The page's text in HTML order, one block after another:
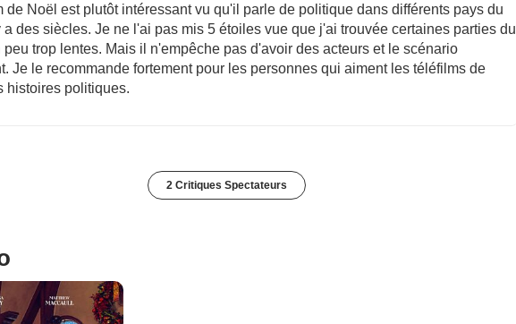
de Noël est plutôt intéressant vu qu'il parle de politique dans différents pays du
a des siècles. Je ne l'ai pas mis 5 étoiles vue que j'ai trouvée certaines parties du
peu trop lentes. Mais il n'empêche pas d'avoir des acteurs et le scénario
Je le recommande fortement pour les personnes qui aiment les téléfilms de
histoires politiques.
2 Critiques Spectateurs